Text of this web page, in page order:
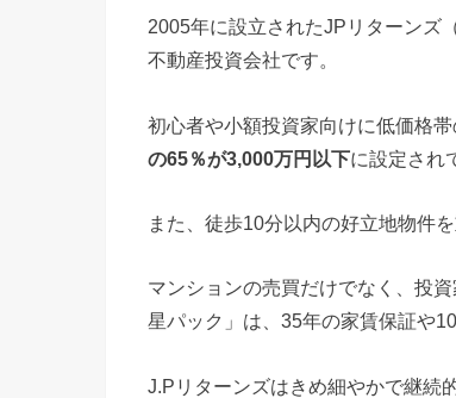
2005年に設立されたJPリターンズ
不動産投資会社です。
初心者や小額投資家向けに低価格
の65％が3,000万円以下に設定され
また、徒歩10分以内の好立地物件
マンションの売買だけでなく、投
星パック」は、35年の家賃保証や
J.Pリターンズはきめ細やかで継続